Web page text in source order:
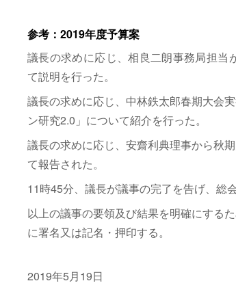
参考：2019年度予算案
議長の求めに応じ、相良二朗事務局担当
て説明を行った。
議長の求めに応じ、中林鉄太郎春期大会
ン研究2.0」について紹介を行った。
議長の求めに応じ、安齋利典理事から秋
て報告された。
11時45分、議長が議事の完了を告げ、総
以上の議事の要領及び結果を明確にする
に署名又は記名・押印する。
2019年5月19日